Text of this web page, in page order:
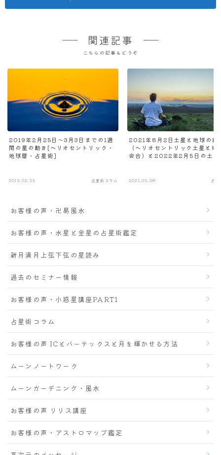
関連記事
こちらの記事もどうぞ
2019年2月25日～3月3日までの1週
間の星の動き[ヘリオセントリック・
地球暦・占星術]
2019.02.25 占星術コラム
2021年8月2日土星と地球の結
（ヘリオセントリック土星と地
会合）と2022年2月5日の土星
ジネスマン
2021.05.08 占
お客様の声・卍易風水
お客様の声・水星と金星の占星術鑑定
新月満月上弦下弦の星読み
過去のセミナー情報
お客様の声・小惑星講座PART1
占星術コラム
お客様の声 ICとバーテックスと月を輝かせる方法
ムーンノートワーク
ムーンガーデニング・風水
お客様の声 リリス講座
お客様の声・アストロマップ鑑定